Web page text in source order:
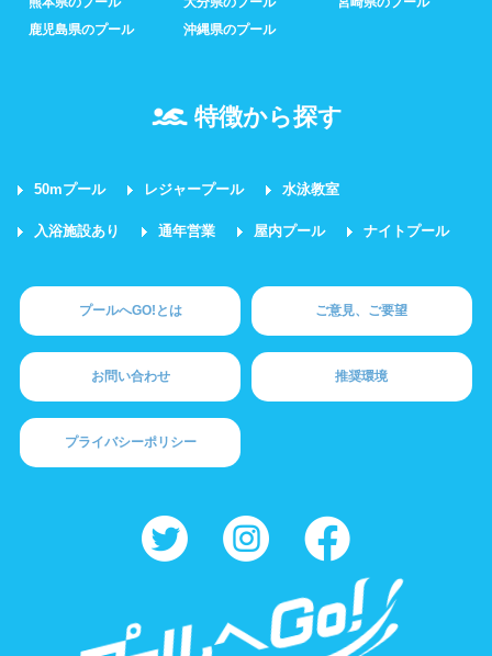
鹿児島県のプール
沖縄県のプール
特徴から探す
50mプール レジャープール 水泳教室
入浴施設あり 通年営業 屋内プール ナイトプール
プールへGO!とは ご意見、ご要望
お問い合わせ 推奨環境
プライバシーポリシー